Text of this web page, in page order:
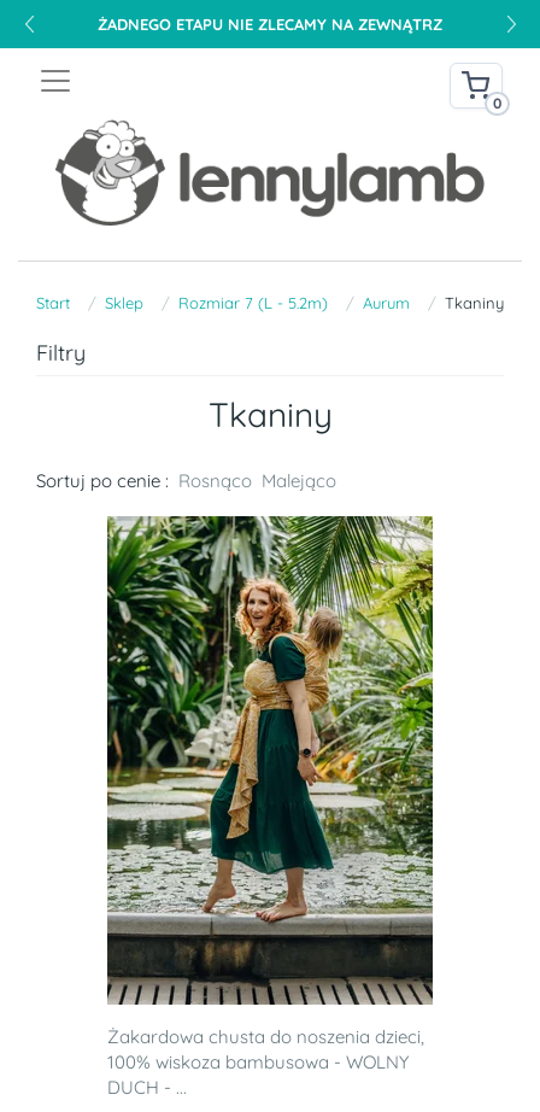
ŻADNEGO ETAPU NIE ZLECAMY NA ZEWNĄTRZ
0
Start Sklep Rozmiar 7 (L - 5.2m) Aurum Tkaniny
Filtry
Tkaniny
Sortuj po cenie : Rosnąco Malejąco
Żakardowa chusta do noszenia dzieci,
100% wiskoza bambusowa - WOLNY
DUCH - ...